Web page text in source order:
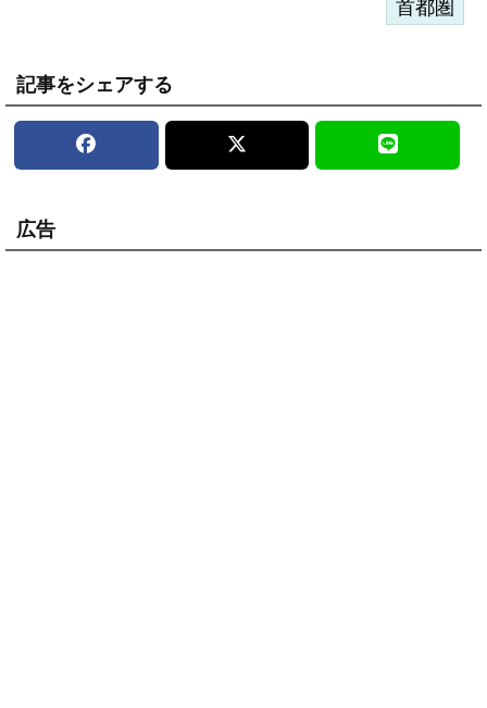
首都圏
記事をシェアする
広告